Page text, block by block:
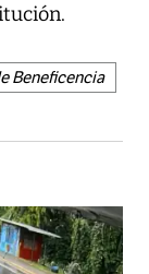
Beneficencia